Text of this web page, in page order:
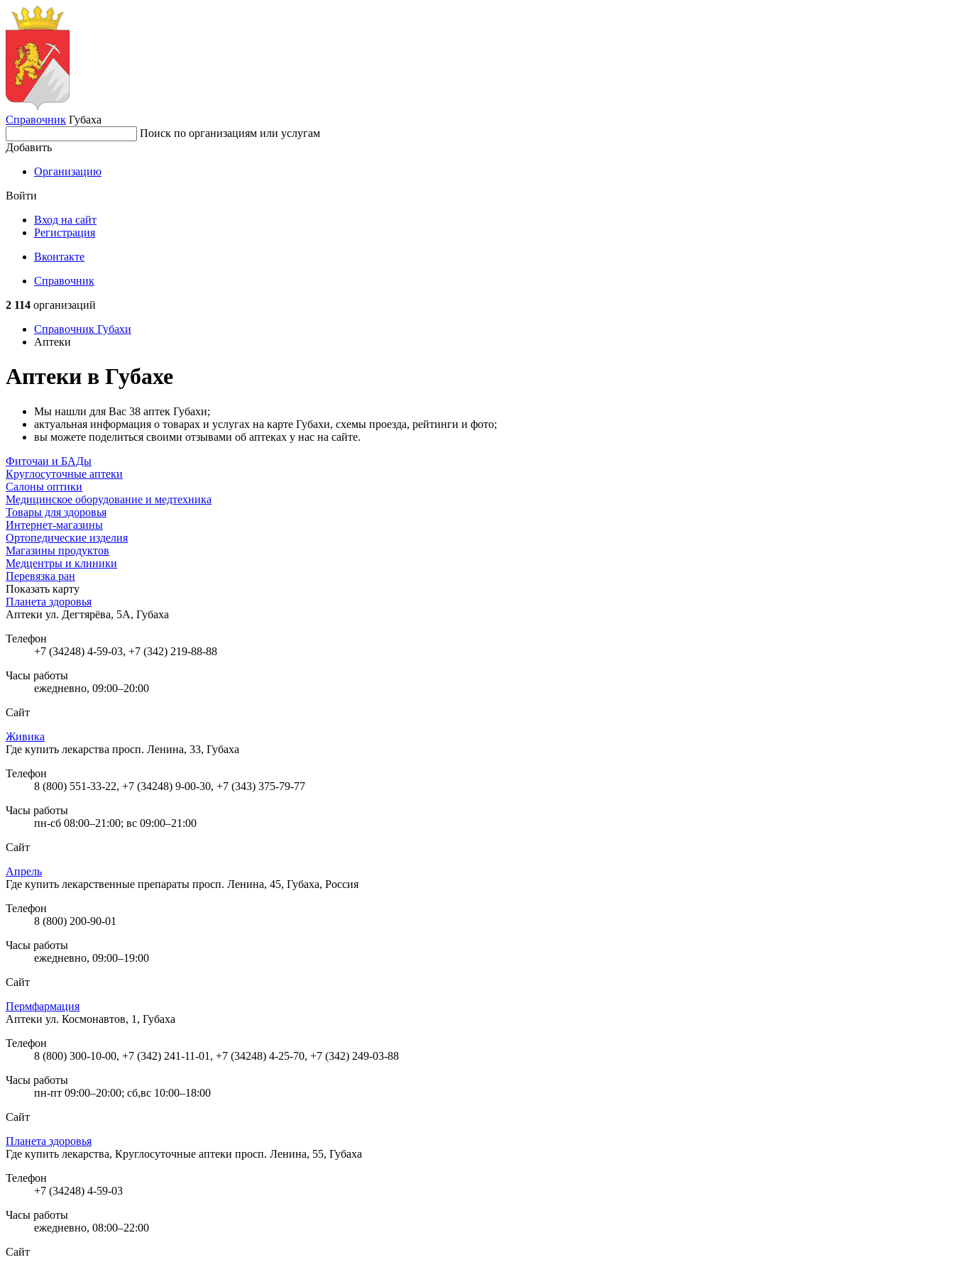
Справочник Губаха
Поиск по организациям или услугам
Добавить
Организацию
Войти
Вход на сайт
Регистрация
Вконтакте
Справочник
2 114 организаций
Справочник Губахи
Аптеки
Аптеки в Губахе
Мы нашли для Вас 38 аптек Губахи;
актуальная информация о товарах и услугах на карте Губахи, схемы проезда, рейтинги и фото;
вы можете поделиться своими отзывами об аптеках у нас на сайте.
Фиточаи и БАДы
Круглосуточные аптеки
Салоны оптики
Медицинское оборудование и медтехника
Товары для здоровья
Интернет-магазины
Ортопедические изделия
Магазины продуктов
Медцентры и клиники
Перевязка ран
Показать карту
Планета здоровья
Аптеки ул. Дегтярёва, 5А, Губаха
Телефон
+7 (34248) 4-59-03, +7 (342) 219-88-88
Часы работы
ежедневно, 09:00–20:00
Сайт
Живика
Где купить лекарства просп. Ленина, 33, Губаха
Телефон
8 (800) 551-33-22, +7 (34248) 9-00-30, +7 (343) 375-79-77
Часы работы
пн-сб 08:00–21:00; вс 09:00–21:00
Сайт
Апрель
Где купить лекарственные препараты просп. Ленина, 45, Губаха, Россия
Телефон
8 (800) 200-90-01
Часы работы
ежедневно, 09:00–19:00
Сайт
Пермфармация
Аптеки ул. Космонавтов, 1, Губаха
Телефон
8 (800) 300-10-00, +7 (342) 241-11-01, +7 (34248) 4-25-70, +7 (342) 249-03-88
Часы работы
пн-пт 09:00–20:00; сб,вс 10:00–18:00
Сайт
Планета здоровья
Где купить лекарства, Круглосуточные аптеки просп. Ленина, 55, Губаха
Телефон
+7 (34248) 4-59-03
Часы работы
ежедневно, 08:00–22:00
Сайт